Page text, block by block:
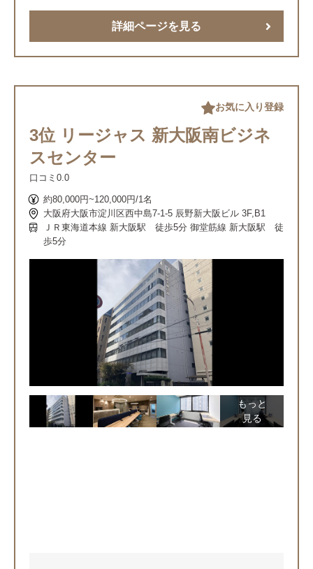
詳細ページを見る
3位 リージャス 新大阪南ビジネ
スセンター
口コミ 0.0
約80,000円~120,000円/1名
大阪府大阪市淀川区西中島7-1-5 辰野新大阪ビル 3F,B1
ＪＲ東海道本線 新大阪駅 徒歩5分 御堂筋線 新大阪駅 徒
歩5分
お気に入り登録
もっと
見る